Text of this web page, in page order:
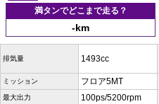
満タンでどこまで走る？
-km
排気量 1493cc
ミッション フロア5MT
最大出力 100ps/5200rpm